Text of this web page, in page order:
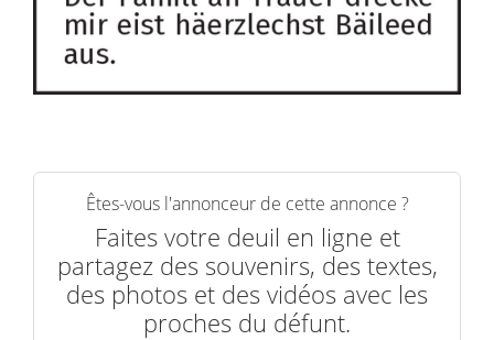
Êtes-vous l'annonceur de cette annonce ?
Faites votre deuil en ligne et
partagez des souvenirs, des textes,
des photos et des vidéos avec les
proches du défunt.